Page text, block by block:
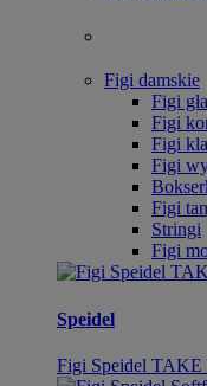
Figi damskie
Figi
Figi
Figi
Figi
Figi
Stringi
Figi
Speidel
Figi Speidel